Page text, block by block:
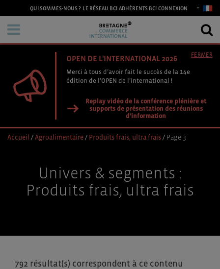
QUI SOMMES-NOUS ? LE RÉSEAU BCI ADHÉRENTS BCI CONNEXION
OPEN DE L'INTERNATIONAL 2026
Merci à tous d’avoir fait le succès de la 14e
édition de l’OPEN de l’international !
Replay vidéo de la conférence plénière et
supports de présentation des réunions
d'information
FERMER
Accueil /Agroalimentaire/ Produits frais, ultra frais/ Page 3
Univers & segments :
Produits frais, ultra frais
792 résultat(s) correspondent à ce contenu